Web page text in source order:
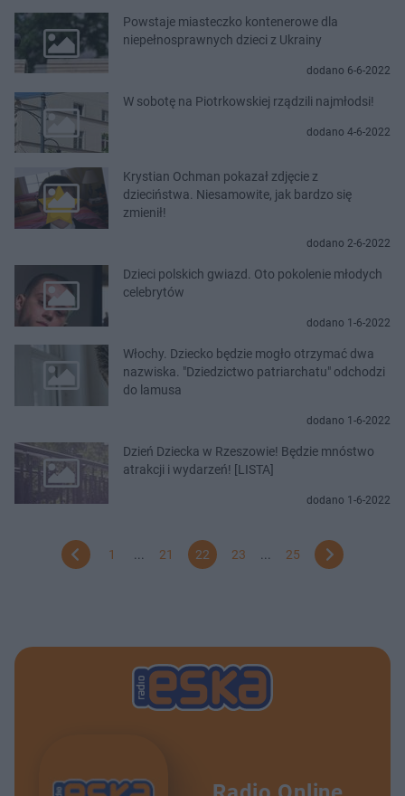
Powstaje miasteczko kontenerowe dla
niepełnosprawnych dzieci z Ukrainy
dodano 6-6-2022
W sobotę na Piotrkowskiej rządzili najmłodsi!
dodano 4-6-2022
Krystian Ochman pokazał zdjęcie z
dzieciństwa. Niesamowite, jak bardzo się
zmienił!
dodano 2-6-2022
Dzieci polskich gwiazd. Oto pokolenie młodych
celebrytów
dodano 1-6-2022
Włochy. Dziecko będzie mogło otrzymać dwa
nazwiska. "Dziedzictwo patriarchatu" odchodzi
do lamusa
dodano 1-6-2022
Dzień Dziecka w Rzeszowie! Będzie mnóstwo
atrakcji i wydarzeń! [LISTA]
dodano 1-6-2022
1 ... 21 22 23 ... 25